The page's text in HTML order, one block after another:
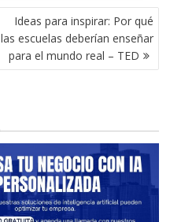
Ideas para inspirar: Por qué
las escuelas deberían enseñar
para el mundo real – TED